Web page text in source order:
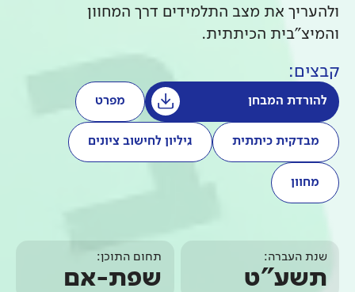
ולהעריך את מצב התלמידים דרך המחוון
והמיצ"בית הכיתתית.
קבצים:
להורדת המבחן מפרט
מבדקית כיתתית גיליון לחישוב ציונים
מחוון
שנת העברה:
תשע"ט
תחום התוכן:
שפת-אם